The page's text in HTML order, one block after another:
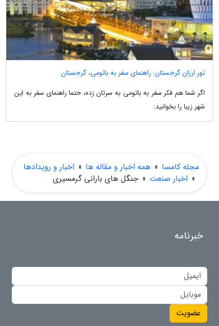
تور ارزان گرجستان: راهنمای سفر به باتومی، گرجستان
اگر شما هم فکر سفر به باتومی به سرتان زده، حتما راهنمای سفر به این
شهر زیبا را بخوانید:
مجله کامسا » همه اخبار و مقاله ها » اخبار و رویدادها
» اخبار صنعت » جنگل های بارانی گرمسیری
خبرنامه
عضویت